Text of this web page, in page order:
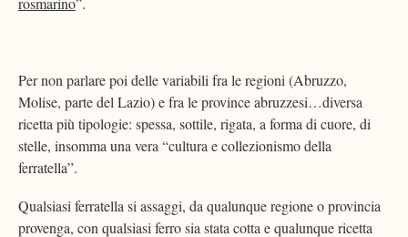
Per non parlare poi delle variabili fra le regioni (Abruzzo,
Molise, parte del Lazio) e fra le province abruzzesi…diversa
ricetta più tipologie: spessa, sottile, rigata, a forma di cuore, di
stelle, insomma una vera “cultura e collezionismo della
ferratella”.
Qualsiasi ferratella si assaggi, da qualunque regione o provincia
provenga, con qualsiasi ferro sia stata cotta e qualunque ricetta